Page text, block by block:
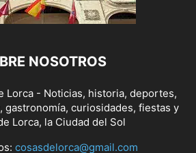
NOSOTROS
Lorca - Noticias, historia, deportes,
gastronomía, curiosidades, fiestas y
Lorca, la Ciudad del Sol
cosasdelorca@gmail.com